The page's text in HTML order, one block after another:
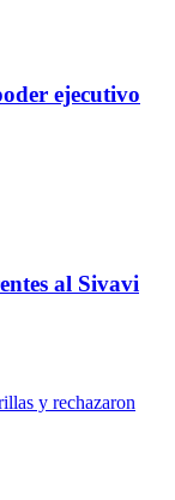
ejecutivo
al Sivavi